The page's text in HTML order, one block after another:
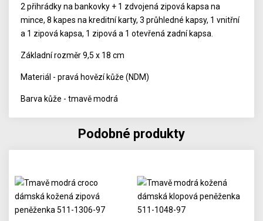
2 přihrádky na bankovky + 1 zdvojená zipová kapsa na
mince, 8 kapes na kreditní karty, 3 průhledné kapsy, 1 vnitřní
a 1 zipová kapsa, 1 zipová a 1 otevřená zadní kapsa.
Základní rozměr 9,5 x 18 cm
Materiál - pravá hovězí kůže (NDM)
Barva kůže - tmavě modrá
Podobné produkty